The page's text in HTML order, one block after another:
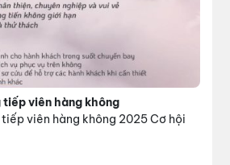
viên hàng không
viên hàng không 2025 Cơ hội